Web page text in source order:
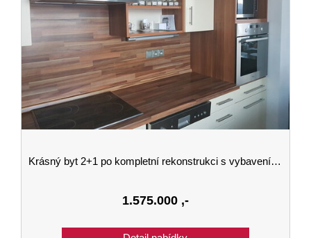
Krásný byt 2+1 po kompletní rekonstrukci s vybavením a výhledem na zámek
1.575.000 ,-